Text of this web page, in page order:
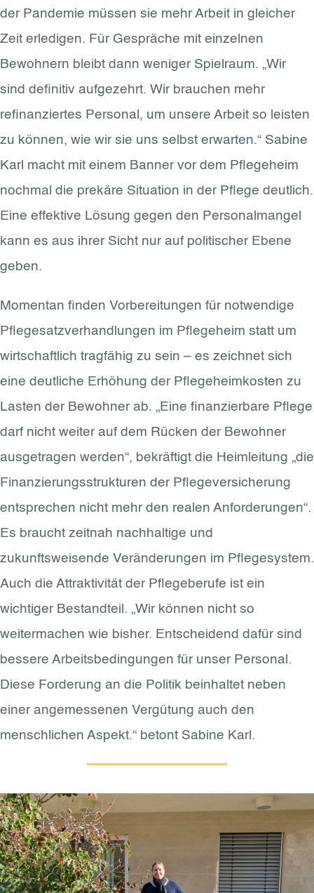
der Pandemie müssen sie mehr Arbeit in gleicher
Zeit erledigen. Für Gespräche mit einzelnen
Bewohnern bleibt dann weniger Spielraum. „Wir
sind definitiv aufgezehrt. Wir brauchen mehr
refinanziertes Personal, um unsere Arbeit so leisten
zu können, wie wir sie uns selbst erwarten.“ Sabine
Karl macht mit einem Banner vor dem Pflegeheim
nochmal die prekäre Situation in der Pflege deutlich.
Eine effektive Lösung gegen den Personalmangel
kann es aus ihrer Sicht nur auf politischer Ebene
geben.
Momentan finden Vorbereitungen für notwendige
Pflegesatzverhandlungen im Pflegeheim statt um
wirtschaftlich tragfähig zu sein – es zeichnet sich
eine deutliche Erhöhung der Pflegeheimkosten zu
Lasten der Bewohner ab. „Eine finanzierbare Pflege
darf nicht weiter auf dem Rücken der Bewohner
ausgetragen werden“, bekräftigt die Heimleitung „die
Finanzierungsstrukturen der Pflegeversicherung
entsprechen nicht mehr den realen Anforderungen“.
Es braucht zeitnah nachhaltige und
zukunftsweisende Veränderungen im Pflegesystem.
Auch die Attraktivität der Pflegeberufe ist ein
wichtiger Bestandteil. „Wir können nicht so
weitermachen wie bisher. Entscheidend dafür sind
bessere Arbeitsbedingungen für unser Personal.
Diese Forderung an die Politik beinhaltet neben
einer angemessenen Vergütung auch den
menschlichen Aspekt.“ betont Sabine Karl.​